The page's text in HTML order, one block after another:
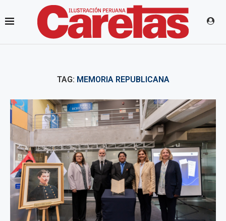
TAG: MEMORIA REPUBLICANA